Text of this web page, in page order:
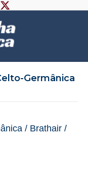
Germânica
/ Brathair /